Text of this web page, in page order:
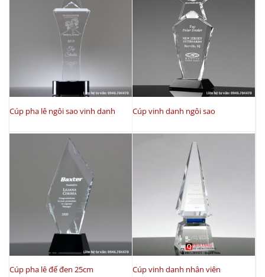
Cúp pha lê ngôi sao vinh danh Cúp vinh danh ngôi sao
Cúp pha lê đế đen 25cm Cúp vinh danh nhân viên